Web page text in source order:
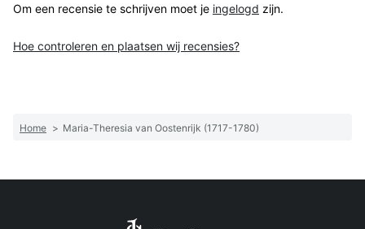
Om een recensie te schrijven moet je ingelogd zijn.
Hoe controleren en plaatsen wij recensies?
Home > Maria-Theresia van Oostenrijk (1717-1780)